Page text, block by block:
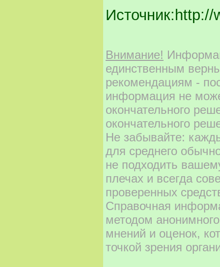
Источник:http://
Внимание!
единственным
рекомендациям -
информация не
окончательного
окончательного
Не забывайте:
для среднего
не подходить
плечах и всегда
проверенных
Справочная
методом
мнений и оценок,
точкой зрения